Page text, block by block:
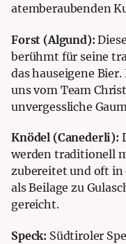
atemberaubenden
Forst (Algund):
berühmt für seine
das hauseigene
uns vom Team
unvergessliche
Knödel (Canederli):
werden traditionell
zubereitet und oft in
als Beilage zu
gereicht.
Speck: Südtiroler